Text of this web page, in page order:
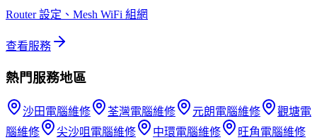
Router 設定、Mesh WiFi 組網
查看服務
熱門服務地區
沙田電腦維修 荃灣電腦維修 元朗電腦維修 觀塘電
腦維修
尖沙咀 電腦維修 中環電腦維修 旺角電腦維修